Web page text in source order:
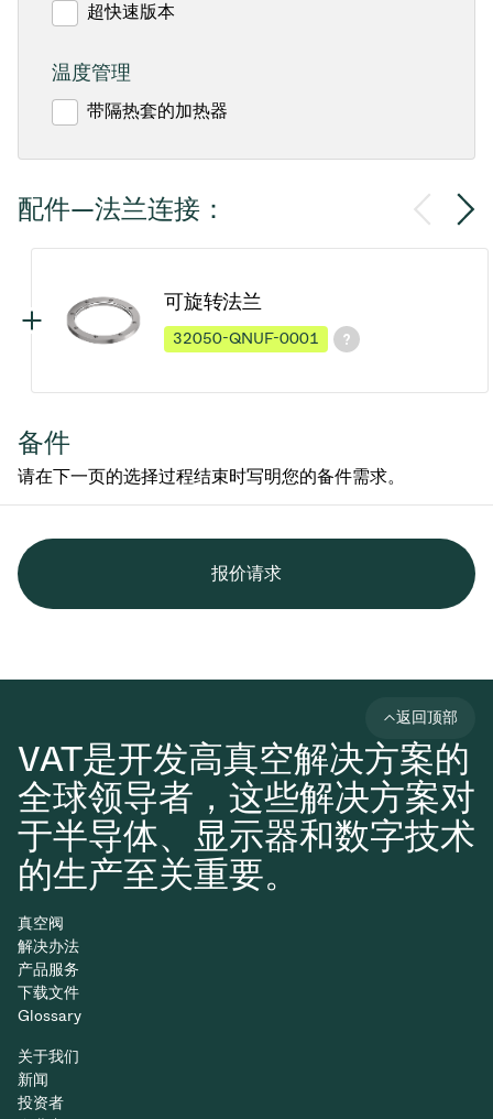
超快速版本
温度管理
带隔热套的加热器
配件—法兰连接：
可旋转法兰
32050-QNUF-0001
备件
请在下一页的选择过程结束时写明您的备件需求。
报价请求
VAT是开发高真空解决方案的
全球领导者，这些解决方案对
于半导体、显示器和数字技术
的生产至关重要。
返回顶部
真空阀
解决办法
产品服务
下载文件
Glossary
关于我们
新闻
投资者